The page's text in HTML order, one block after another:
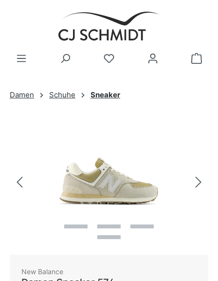
Zum Hauptinhalt springen
Damen Schuhe Sneaker
New Balance